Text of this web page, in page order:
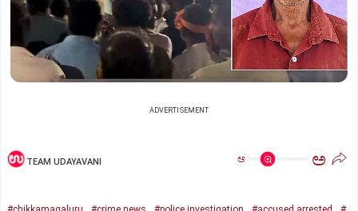
ADVERTISEMENT
TEAM UDAYAVANI ಅ ಅ